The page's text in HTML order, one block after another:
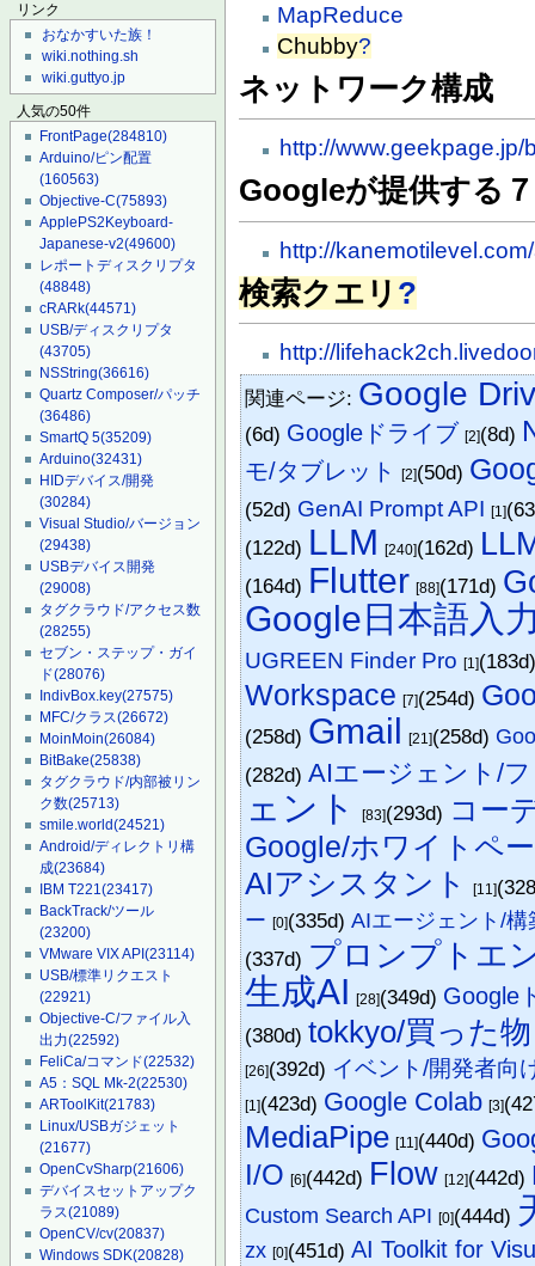
リンク
おなかすいた族！
wiki.nothing.sh
wiki.guttyo.jp
人気の50件
FrontPage(284810)
Arduino/ピン配置
(160563)
Objective-C(75893)
ApplePS2Keyboard-
Japanese-v2(49600)
レポートディスクリプタ
(48848)
cRARk(44571)
USB/ディスクリプタ
(43705)
NSString(36616)
Quartz Composer/パッチ
(36486)
SmartQ 5(35209)
Arduino(32431)
HIDデバイス/開発
(30284)
Visual Studio/バージョン
(29438)
USBデバイス開発
(29008)
タグクラウド/アクセス数
(28255)
セブン・ステップ・ガイ
ド(28076)
IndivBox.key(27575)
MFC/クラス(26672)
MoinMoin(26084)
BitBake(25838)
タグクラウド/内部被リン
ク数(25713)
smile.world(24521)
Android/ディレクトリ構
成(23684)
IBM T221(23417)
BackTrack/ツール
(23200)
VMware VIX API(23114)
USB/標準リクエスト
(22921)
Objective-C/ファイル入
出力(22592)
FeliCa/コマンド(22532)
A5：SQL Mk-2(22530)
ARToolKit(21783)
Linux/USBガジェット
(21677)
OpenCvSharp(21606)
デバイスセットアップク
ラス(21089)
OpenCV/cv(20837)
Windows SDK(20828)
MapReduce
Chubby?
ネットワーク構成
http://
Googleが提供する
http://
検索クエリ ?
http://
関連ページ: Google
(6d) Googleドライブ [2](8d)
モ/タブレット [2](50d)
(52d) GenAI Prompt API [1]
(122d) LLM [240](162d)
(164d) Flutter [88](171d)
Google日本語入
UGREEN Finder Pro [1]
Workspace [7](254d)
(258d) Gmail [21](258d)
(282d)AIエージェント/
ェント [83](293d) コー
Google/ホワイトペ
AIアシスタント [11]
ー [0](335d)AIエージェント/構
(337d) プロンプトエ
生成AI [28](349d) Google
(380d)tokkyo/買った物
[26](392d) イベント/開発者向
[1](423d) Google Colab [3]
MediaPipe [11](440d)
I/O [6](442d) Flow [12](442d)
Custom Search API [0](444d)
zx [0](451d)AI Toolkit for